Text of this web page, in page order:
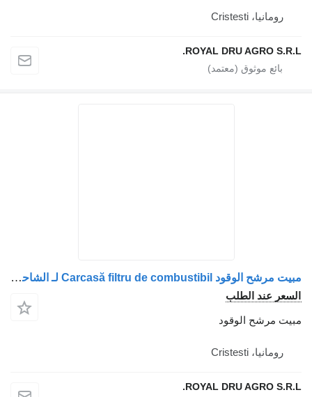
رومانيا، Cristesti
ROYAL DRU AGRO
مبيت مرشح الوقود Carcasă filtru de combustibil لـ الشاحنات Mercedes-Benz A5410900852 5410900852 A5410920103 5410920103 A5410900452 5410900452 A5410920503 5410920503
عند الطلب
مرشح الوقود
رومانيا، Cristesti
ROYAL DRU AGRO